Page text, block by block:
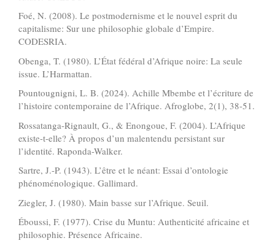
Foé, N. (2008). Le postmodernisme et le nouvel esprit du
capitalisme: Sur une philosophie globale d’Empire.
CODESRIA.
Obenga, T. (1980). L’État fédéral d’Afrique noire: La seule
issue. L’Harmattan.
Pountougnigni, L. B. (2024). Achille Mbembe et l’écriture de
l’histoire contemporaine de l’Afrique. Afroglobe, 2(1), 38-51.
Rossatanga-Rignault, G., & Enongoue, F. (2004). L’Afrique
existe-t-elle? À propos d’un malentendu persistant sur
l’identité. Raponda-Walker.
Sartre, J.-P. (1943). L’être et le néant: Essai d’ontologie
phénoménologique. Gallimard.
Ziegler, J. (1980). Main basse sur l’Afrique. Seuil.
Éboussi, F. (1977). Crise du Muntu: Authenticité africaine et
philosophie. Présence Africaine.